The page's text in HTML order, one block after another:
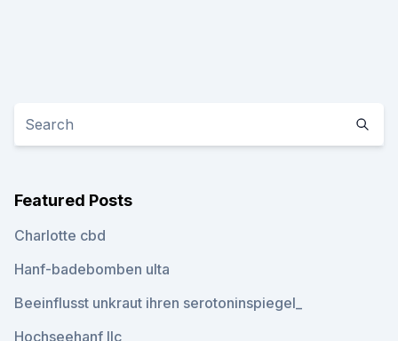
Featured Posts
Charlotte cbd
Hanf-badebomben ulta
Beeinflusst unkraut ihren serotoninspiegel_
Hochseehanf llc